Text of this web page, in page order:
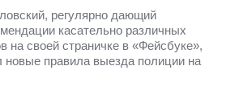
регулярно дающий
касательно различных
на своей страничке в «Фейсбуке»,
новые правила выезда полиции на